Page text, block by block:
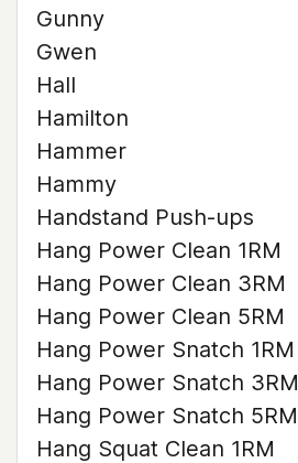
Gunny
Gwen
Hall
Hamilton
Hammer
Hammy
Handstand Push-ups
Hang Power Clean 1RM
Hang Power Clean 3RM
Hang Power Clean 5RM
Hang Power Snatch 1RM
Hang Power Snatch 3RM
Hang Power Snatch 5RM
Hang Squat Clean 1RM